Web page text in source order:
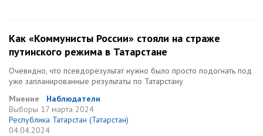
Как «Коммунисты России» стояли на страже
путинского режима в Татарстане
Очевидно, что псевдорезультат нужно было просто подогнать под
уже запланированные результаты по Татарстану
Мнение
Наблюдатели
Выборы 17 марта 2024
Республика Татарстан (Татарстан)
04.04.2024